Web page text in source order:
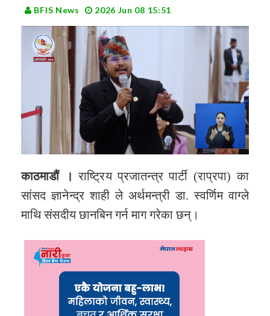
BFIS News 2026 Jun 08 15:51
काठमाडौं । राष्ट्रिय प्रजातन्त्र पार्टी (राप्रपा) का
सांसद ज्ञानेन्द्र शाही ले अर्थमन्त्री डा. स्वर्णिम वाग्ले
माथि संसदीय छानबिन गर्न माग गरेका छन्।